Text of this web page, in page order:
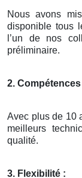
Nous avons
disponible tous
l’un de nos
préliminaire.
2.
Avec plus de 10
meilleurs
qualité.
3. Flexibilité :